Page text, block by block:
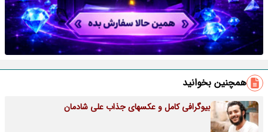
همچنین بخوانید
بیوگرافی کامل و عکسهای جذاب علی شادمان